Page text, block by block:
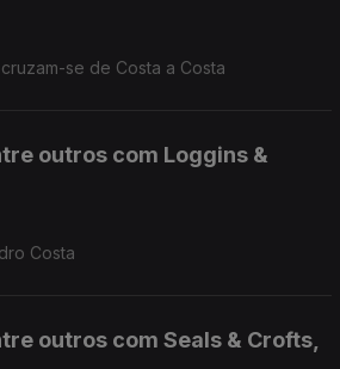
se de Costa a Costa
outros com Loggins &
Costa
outros com Seals & Crofts,